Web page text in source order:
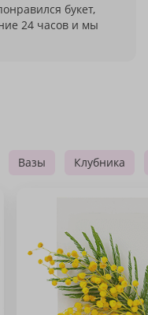
букет,
24 часов и мы
Вазы Клубника